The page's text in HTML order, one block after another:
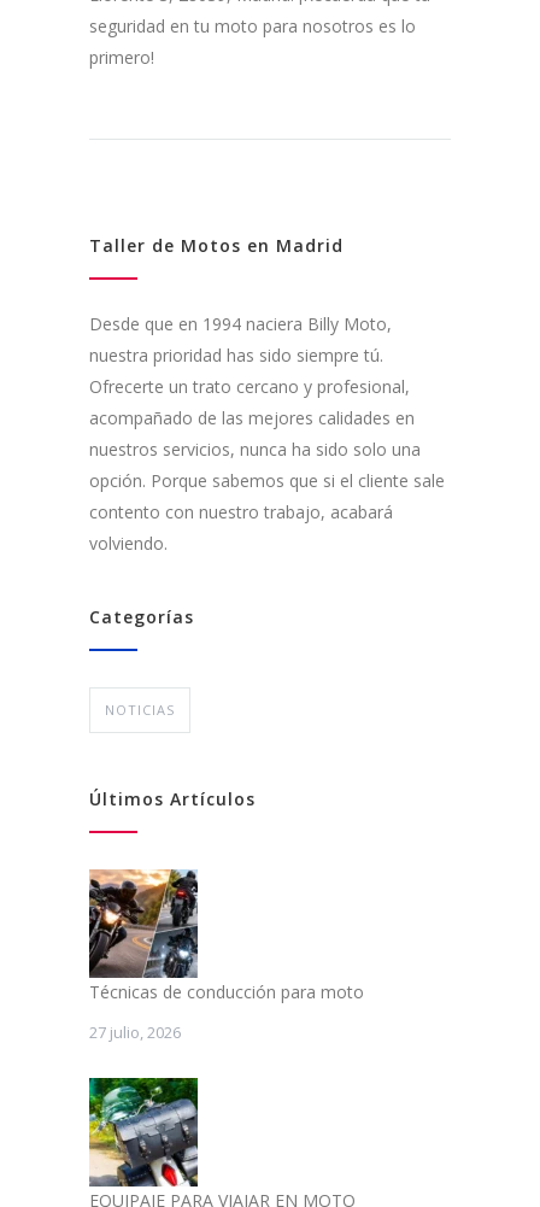
seguridad en tu moto para nosotros es lo
primero!
Taller de Motos en Madrid
Desde que en 1994 naciera Billy Moto,
nuestra prioridad has sido siempre tú.
Ofrecerte un trato cercano y profesional,
acompañado de las mejores calidades en
nuestros servicios, nunca ha sido solo una
opción. Porque sabemos que si el cliente sale
contento con nuestro trabajo, acabará
volviendo.
Categorías
NOTICIAS
Últimos Artículos
Técnicas de conducción para moto
27 julio, 2026
EQUIPAJE PARA VIAJAR EN MOTO